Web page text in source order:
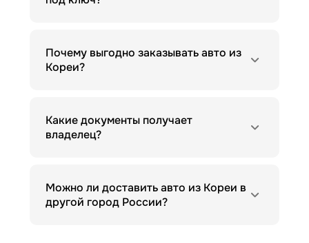
Почему выгодно заказывать авто из
Кореи?
Какие документы получает
владелец?
Можно ли доставить авто из Кореи в
другой город России?